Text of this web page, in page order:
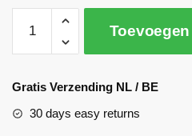
l
e
Gratis Verzending NL / BE
30 days easy returns